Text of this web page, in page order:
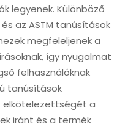
legyenek. Különböző
az ASTM tanúsítások
megfeleljenek a
így nyugalmat
felhasználóknak
tanúsítások
elkötelezettségét a
iránt és a termék